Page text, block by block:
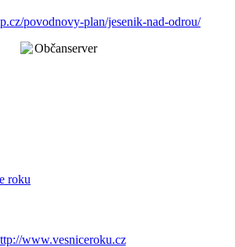
povodnovy-plan/jesenik-nad-odrou/
www.vesniceroku.cz